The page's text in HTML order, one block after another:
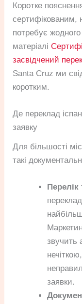
Коротке
сертифікованим,
потребує
матеріалі
засвідчений
Santa Cruz ми
коротким.
Де переклад
заявку
Для більшості
такі
Перелік
звучить
заявки.